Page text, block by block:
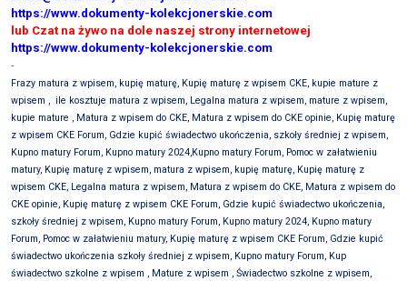
https://www.dokumenty-kolekcjonerskie.com
lub Czat na żywo na dole naszej strony internetowej
https://www.dokumenty-kolekcjonerskie.com
-
Frazy matura z wpisem, kupię maturę, Kupię maturę z wpisem CKE, kupie mature z
wpisem , ile kosztuje matura z wpisem, Legalna matura z wpisem, mature z wpisem,
kupie mature , Matura z wpisem do CKE, Matura z wpisem do CKE opinie, Kupię maturę
z wpisem CKE Forum, Gdzie kupić świadectwo ukończenia, szkoły średniej z wpisem,
Kupno matury Forum, Kupno matury 2024,Kupno matury Forum, Pomoc w załatwieniu
matury, Kupię maturę z wpisem, matura z wpisem, kupię maturę, Kupię maturę z
wpisem CKE, Legalna matura z wpisem, Matura z wpisem do CKE, Matura z wpisem do
CKE opinie, Kupię maturę z wpisem CKE Forum, Gdzie kupić świadectwo ukończenia,
szkoły średniej z wpisem, Kupno matury Forum, Kupno matury 2024, Kupno matury
Forum, Pomoc w załatwieniu matury, Kupię maturę z wpisem CKE Forum, Gdzie kupić
świadectwo ukończenia szkoły średniej z wpisem, Kupno matury Forum, Kup
świadectwo szkolne z wpisem , Mature z wpisem , Świadectwo szkolne z wpisem,